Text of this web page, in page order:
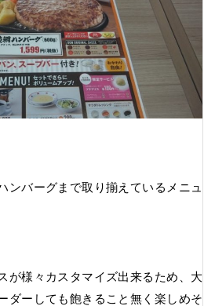
ンバーグまで取り揃えているメニュ
が様々カスタマイズ出来るため、大
ダーしても飽きること無く楽しめそ